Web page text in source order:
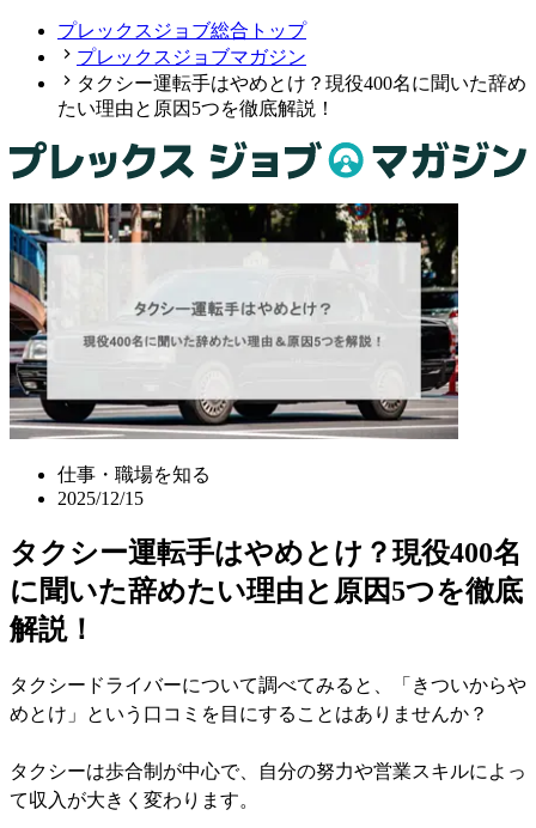
プレックスジョブ総合トップ
プレックスジョブマガジン
タクシー運転手はやめとけ？現役400名に聞いた辞め
たい理由と原因5つを徹底解説！
仕事・職場を知る
2025/12/15
タクシー運転手はやめとけ？現役400名
に聞いた辞めたい理由と原因5つを徹底
解説！
タクシードライバーについて調べてみると、「きついからや
めとけ」という口コミを目にすることはありませんか？
タクシーは歩合制が中心で、自分の努力や営業スキルによっ
て収入が大きく変わります。